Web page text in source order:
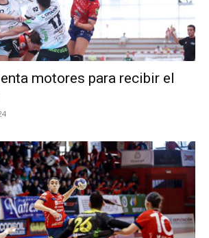
motores para recibir el